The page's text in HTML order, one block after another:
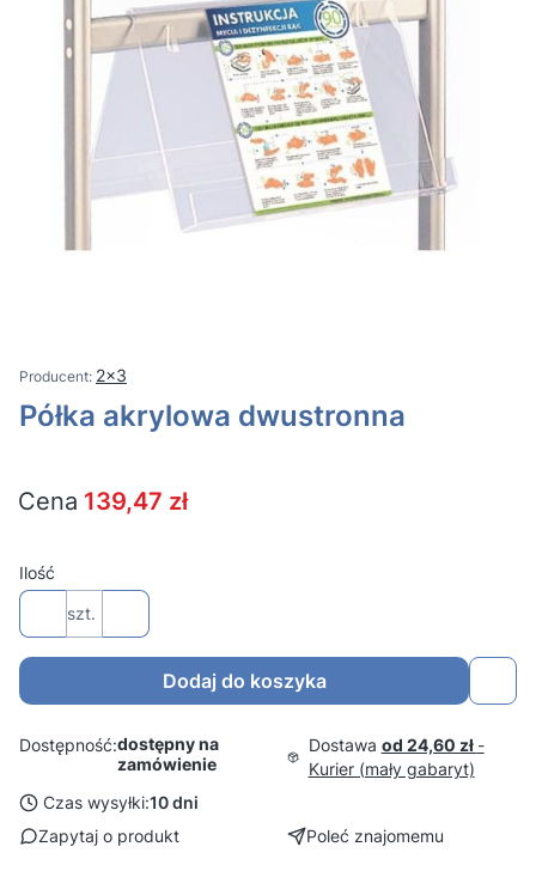
2x3
Półka akrylowa dwustronna
Cena 139,47 zł
Ilość
szt.
Dodaj do koszyka
Dostępność:dostępny na
zamówienie
Dostawa od 24,60 zł -
Kurier (mały gabaryt)
Czas wysyłki:10 dni
Zapytaj o produkt
Poleć znajomemu